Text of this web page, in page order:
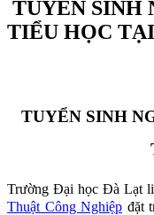
TUYỂN SINH
TIỂU HỌC
TUYỂN SINH
Trường Đại học Đà Lạt
Thuật Công Nghiệp đặt